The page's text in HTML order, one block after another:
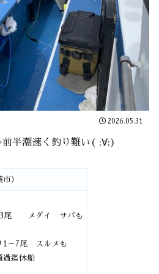
2026.05.31
半潮速く釣り難い( ;∀;)
）
3尾 メダイ サバも
7尾 スルメも
過迄休船